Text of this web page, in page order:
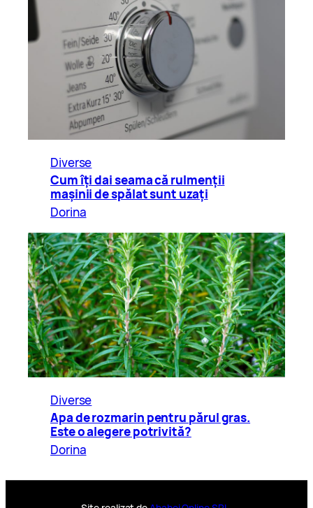
Diverse
Cum îți dai seama că rulmenții
mașinii de spălat sunt uzați
Dorina
Diverse
Apa de rozmarin pentru părul gras.
Este o alegere potrivită?
Dorina